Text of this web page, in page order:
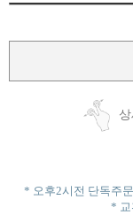
* 오후2시전 단독주
* 교